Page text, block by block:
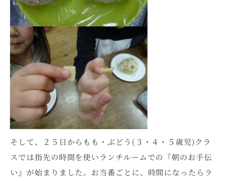
そして、２５日からもも・ぶどう(３・４・５歳児)クラ
スでは指先の時間を使いランチルームでの『朝のお手伝
い』が始まりました。お当番ごとに、時間になったらラ